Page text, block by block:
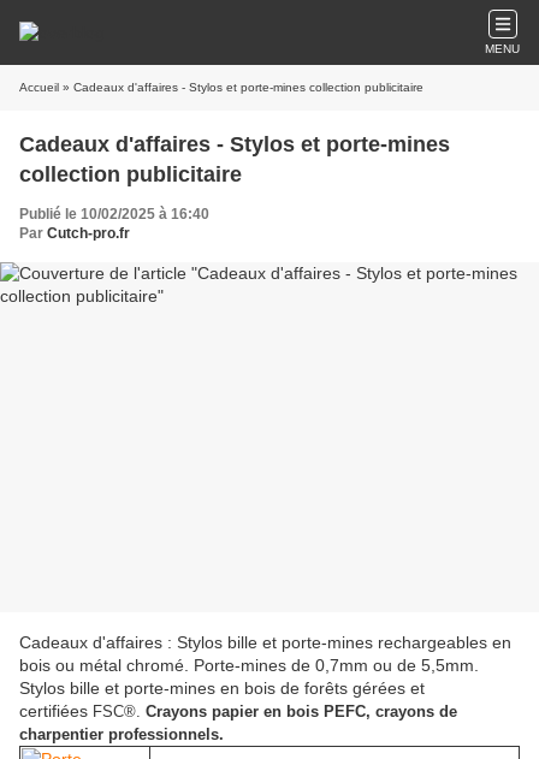
MENU
Accueil » Cadeaux d'affaires - Stylos et porte-mines collection publicitaire
Cadeaux d'affaires - Stylos et porte-mines
collection publicitaire
Publié le 10/02/2025 à 16:40
Par Cutch-pro.fr
Cadeaux d'affaires : Stylos bille et porte-mines rechargeables en
bois ou métal chromé. Porte-mines de 0,7mm ou de 5,5mm.
Stylos bille et porte-mines en bois de forêts gérées et
certifiées FSC®. Crayons papier en bois PEFC, crayons de
charpentier professionnels.